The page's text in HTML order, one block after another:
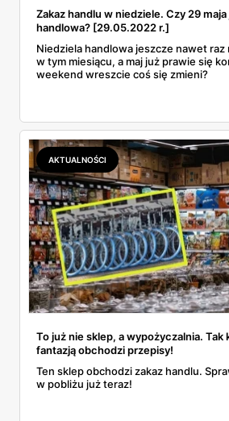
Zakaz handlu w niedziele. Czy 29
handlowa? [29.05.2022 r.]
Niedziela handlowa jeszcze nawet raz
w tym miesiącu, a maj już prawie się
weekend wreszcie coś się zmieni?
AKTUALNOŚCI
To już nie sklep, a wypożyczalnia. Tak
fantazją obchodzi przepisy!
Ten sklep obchodzi zakaz handlu.
w pobliżu już teraz!